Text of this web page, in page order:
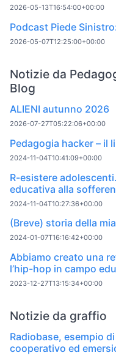
2026-05-13T16:54:00+00:00
Podcast Piede
2026-05-07T12:25:00+00:00
Notizie da
Blog
ALIENI autunno 2026
2026-07-27T05:22:06+00:00
Pedagogia hacker – il
2024-11-04T10:41:09+00:00
R-esistere
educativa alla
2024-11-04T10:27:36+00:00
(Breve) storia della
2024-01-07T16:16:42+00:00
Abbiamo creato una
l’hip-hop in campo
2023-12-27T13:15:34+00:00
Notizie da graffio
Radiobase, esempio
cooperativo ed